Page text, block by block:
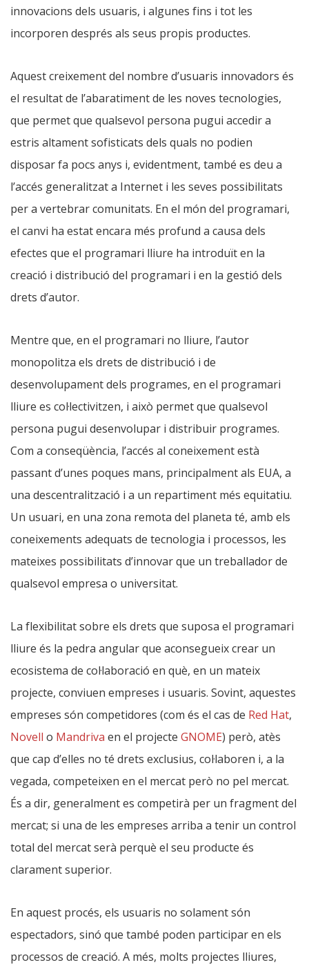
innovacions dels usuaris, i algunes fins i tot les
incorporen després als seus propis productes.
Aquest creixement del nombre d’usuaris innovadors és
el resultat de l’abaratiment de les noves tecnologies,
que permet que qualsevol persona pugui accedir a
estris altament sofisticats dels quals no podien
disposar fa pocs anys i, evidentment, també es deu a
l’accés generalitzat a Internet i les seves possibilitats
per a vertebrar comunitats. En el món del programari,
el canvi ha estat encara més profund a causa dels
efectes que el programari lliure ha introduït en la
creació i distribució del programari i en la gestió dels
drets d’autor.
Mentre que, en el programari no lliure, l’autor
monopolitza els drets de distribució i de
desenvolupament dels programes, en el programari
lliure es col·lectivitzen, i això permet que qualsevol
persona pugui desenvolupar i distribuir programes.
Com a conseqüència, l’accés al coneixement està
passant d’unes poques mans, principalment als EUA, a
una descentralització i a un repartiment més equitatiu.
Un usuari, en una zona remota del planeta té, amb els
coneixements adequats de tecnologia i processos, les
mateixes possibilitats d’innovar que un treballador de
qualsevol empresa o universitat.
La flexibilitat sobre els drets que suposa el programari
lliure és la pedra angular que aconsegueix crear un
ecosistema de col·laboració en què, en un mateix
projecte, conviuen empreses i usuaris. Sovint, aquestes
empreses són competidores (com és el cas de Red Hat,
Novell o Mandriva en el projecte GNOME) però, atès
que cap d’elles no té drets exclusius, col·laboren i, a la
vegada, competeixen en el mercat però no pel mercat.
És a dir, generalment es competirà per un fragment del
mercat; si una de les empreses arriba a tenir un control
total del mercat serà perquè el seu producte és
clarament superior.
En aquest procés, els usuaris no solament són
espectadors, sinó que també poden participar en els
processos de creació. A més, molts projectes lliures,